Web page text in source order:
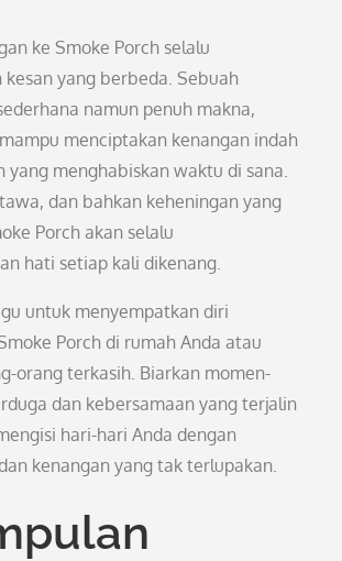
ke Smoke Porch selalu
kesan yang berbeda. Sebuah
namun penuh makna,
menciptakan kenangan indah
yang menghabiskan waktu di sana.
dan bahkan keheningan yang
Porch akan selalu
hati setiap kali dikenang.
untuk menyempatkan diri
Porch di rumah Anda atau
orang terkasih. Biarkan momen-
dan kebersamaan yang terjalin
hari-hari Anda dengan
kenangan yang tak terlupakan.